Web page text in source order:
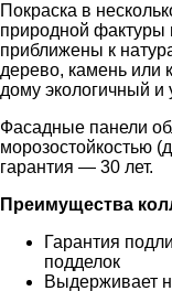
Покраска в
природной фактуры
приближены к
дерево, камень или
дому экологичный
Фасадные панели
морозостойкостью
гарантия — 30 лет.
Преимущества
Гарантия
подделок
Выдерживает